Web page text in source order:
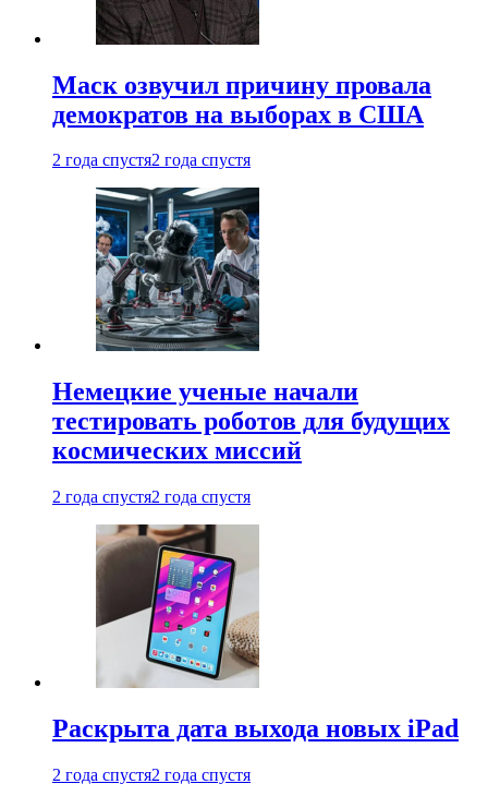
Маск озвучил причину провала
демократов на выборах в США
2 года спустя2 года спустя
Немецкие ученые начали
тестировать роботов для будущих
космических миссий
2 года спустя2 года спустя
Раскрыта дата выхода новых iPad
2 года спустя2 года спустя